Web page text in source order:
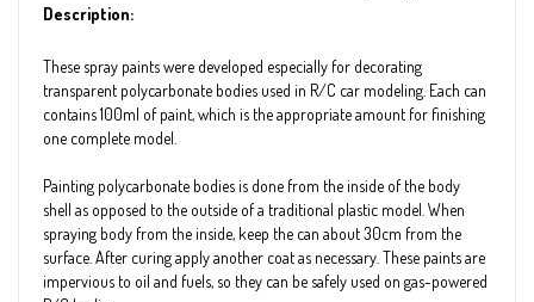
Description:
These spray paints were developed especially for decorating
transparent polycarbonate bodies used in R/C car modeling. Each can
contains 100ml of paint, which is the appropriate amount for finishing
one complete model.
Painting polycarbonate bodies is done from the inside of the body
shell as opposed to the outside of a traditional plastic model. When
spraying body from the inside, keep the can about 30cm from the
surface. After curing apply another coat as necessary. These paints are
impervious to oil and fuels, so they can be safely used on gas-powered